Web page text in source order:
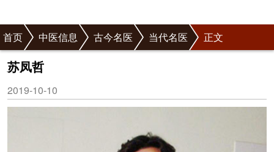
首页 中医信息 古今名医 当代名医 正文
苏凤哲
2019-10-10